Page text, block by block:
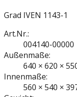
Grad IVEN 1143-1
Art.Nr.:
004140-00000
Außenmaße:
640 × 620 ×
Innenmaße:
560 × 540 ×